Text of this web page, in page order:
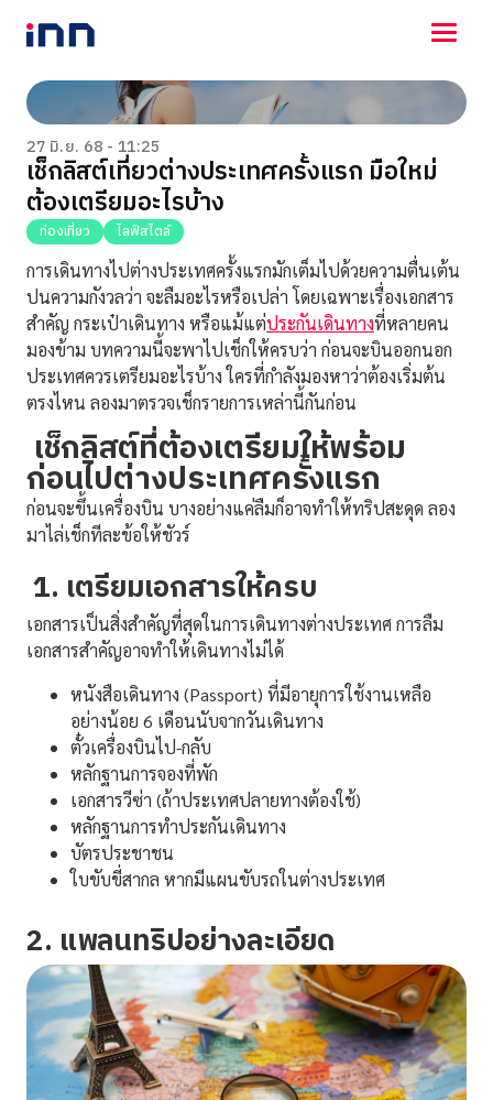
NEWS
ENTERTAINMENT
LIFESTYLE
HOROSCOPE
LOTTERY
VIDEO
ร่วมด้วยช่วยกัน
27 มิ.ย. 68 - 11:25
เช็กลิสต์เที่ยวต่างประเทศครั้งแรก มือใหม่
ต้องเตรียมอะไรบ้าง
ท่องเที่ยว ไลฟ์สไตล์
การเดินทางไปต่างประเทศครั้งแรกมักเต็มไปด้วยความตื่นเต้น
ปนความกังวลว่า จะลืมอะไรหรือเปล่า โดยเฉพาะเรื่องเอกสาร
สำคัญ กระเป๋าเดินทาง หรือแม้แต่ประกันเดินทางที่หลายคน
มองข้าม บทความนี้จะพาไปเช็กให้ครบว่า ก่อนจะบินออกนอก
ประเทศควรเตรียมอะไรบ้าง ใครที่กำลังมองหาว่าต้องเริ่มต้น
ตรงไหน ลองมาตรวจเช็กรายการเหล่านี้กันก่อน
เช็กลิสต์ที่ต้องเตรียมให้พร้อม
ก่อนไปต่างประเทศครั้งแรก
ก่อนจะขึ้นเครื่องบิน บางอย่างแค่ลืมก็อาจทำให้ทริปสะดุด ลอง
มาไล่เช็กทีละข้อให้ชัวร์
1. เตรียมเอกสารให้ครบ
เอกสารเป็นสิ่งสำคัญที่สุดในการเดินทางต่างประเทศ การลืม
เอกสารสำคัญอาจทำให้เดินทางไม่ได้
หนังสือเดินทาง (Passport) ที่มีอายุการใช้งานเหลือ
อย่างน้อย 6 เดือนนับจากวันเดินทาง
ตั๋วเครื่องบินไป-กลับ
หลักฐานการจองที่พัก
เอกสารวีซ่า (ถ้าประเทศปลายทางต้องใช้)
หลักฐานการทำประกันเดินทาง
บัตรประชาชน
ใบขับขี่สากล หากมีแผนขับรถในต่างประเทศ
2. แพลนทริปอย่างละเอียด